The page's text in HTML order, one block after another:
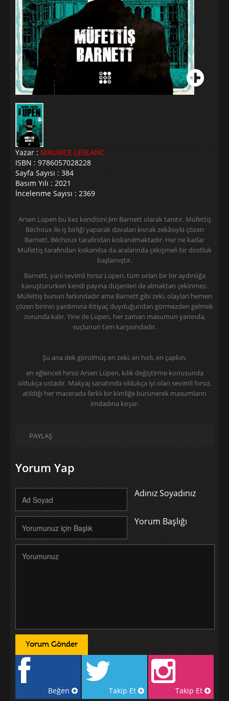
Yazar : MAURICE LEBLANC
ISBN : 9786057028228
Sayfa Sayısı : 384
Basım Yılı : 2021
İncelenme Sayısı : 2369
Arsen Lüpen bu kez kendisini Jim Barnett olarak tanıtır. Müfettiş
Béchoux ile iş birliği yaparak davaları kıvrak zekâsıyla çözen
Barnett, Béchoux tarafından kıskanılmaktadır. Her ne kadar
Müfettiş tarafından kıskanılsa da aralarında çekişmeli bir dostluk
başlamıştır.
Barnett, yani sevimli hırsız Lüpen, tüm sırları bir bir aydınlığa
kavuştururken kendi payına düşenleri de almaktan çekinmez.
Müfettiş bunun farkındadır ama Barnett gibi zeki, olayları hemen
çözen birinin yardımına ihtiyaç duyduğundan görmezden gelmek
zorunda kalır. Yine de Lüpen, her zaman masumun yanında,
suçlunun tam karşısındadır.
Şu ana dek görülmüş en zeki, en hızlı, en çapkın,
en eğlenceli hırsız Arsen Lüpen, kılık değiştirme konusunda
oldukça ustadır. Makyaj sanatında oldukça iyi olan sevimli hırsız,
atıldığı her macerada farklı bir kimliğe bürünerek masumların
imdadına koşar.
PAYLAŞ
Yorum Yap
Adınız Soyadınız
Yorum Başlığı
Beğen Takip Et Takip Et